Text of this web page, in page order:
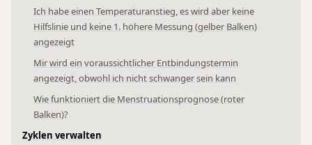
Ich habe einen Temperaturanstieg, es wird aber keine
Hilfslinie und keine 1. höhere Messung (gelber Balken)
angezeigt
Mir wird ein voraussichtlicher Entbindungstermin
angezeigt, obwohl ich nicht schwanger sein kann
Wie funktioniert die Menstruationsprognose (roter
Balken)?
Zyklen verwalten